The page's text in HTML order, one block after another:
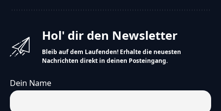
Hol' dir den Newsletter
Bleib auf dem Laufenden! Erhalte die neuesten
Nachrichten direkt in deinen Posteingang.
Dein Name